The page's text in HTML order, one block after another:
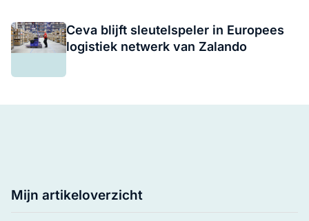
Ceva blijft sleutelspeler in Europees
logistiek netwerk van Zalando
Mijn artikeloverzicht